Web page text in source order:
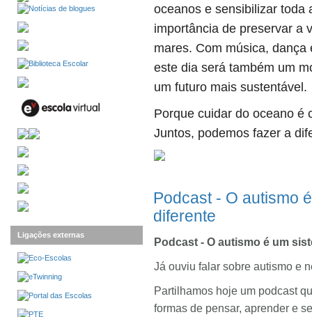
oceanos e sensibilizar toda
importância de preservar a
mares. Com música,
este dia será também um
um futuro mais sustentável.
Porque cuidar do oceano é
Juntos, podemos fazer a
Podcast - O autismo
diferente
Podcast - O autismo é um
Já ouviu falar sobre autismo e
Partilhamos hoje um podcast
formas de pensar, aprender e
Ligações externas